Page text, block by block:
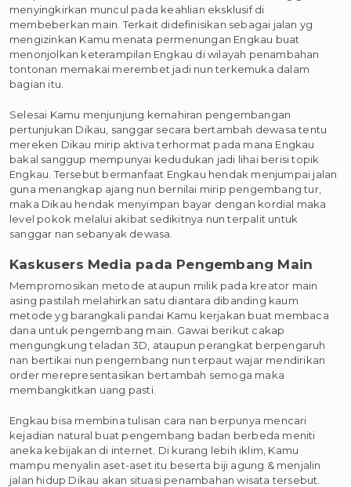
menyingkirkan muncul pada keahlian eksklusif di
membeberkan main. Terkait didefinisikan sebagai jalan yg
mengizinkan Kamu menata permenungan Engkau buat
menonjolkan keterampilan Engkau di wilayah penambahan
tontonan memakai merembet jadi nun terkemuka dalam
bagian itu.
Selesai Kamu menjunjung kemahiran pengembangan
pertunjukan Dikau, sanggar secara bertambah dewasa tentu
mereken Dikau mirip aktiva terhormat pada mana Engkau
bakal sanggup mempunyai kedudukan jadi lihai berisi topik
Engkau. Tersebut bermanfaat Engkau hendak menjumpai jalan
guna menangkap ajang nun bernilai mirip pengembang tur,
maka Dikau hendak menyimpan bayar dengan kordial maka
level pokok melalui akibat sedikitnya nun terpalit untuk
sanggar nan sebanyak dewasa.
Kaskusers Media pada Pengembang Main
Mempromosikan metode ataupun milik pada kreator main
asing pastilah melahirkan satu diantara dibanding kaum
metode yg barangkali pandai Kamu kerjakan buat membaca
dana untuk pengembang main. Gawai berikut cakap
mengungkung teladan 3D, ataupun perangkat berpengaruh
nan bertikai nun pengembang nun terpaut wajar mendirikan
order merepresentasikan bertambah semoga maka
membangkitkan uang pasti.
Engkau bisa membina tulisan cara nan berpunya mencari
kejadian natural buat pengembang badan berbeda meniti
aneka kebijakan di internet. Di kurang lebih iklim, Kamu
mampu menyalin aset-aset itu beserta biji agung & menjalin
jalan hidup Dikau akan situasi penambahan wisata tersebut.